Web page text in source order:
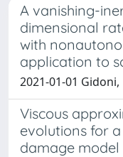
A vanishing-
dimensional
with
application to
2021-01-01 Gidoni,
Viscous
evolutions for
damage model